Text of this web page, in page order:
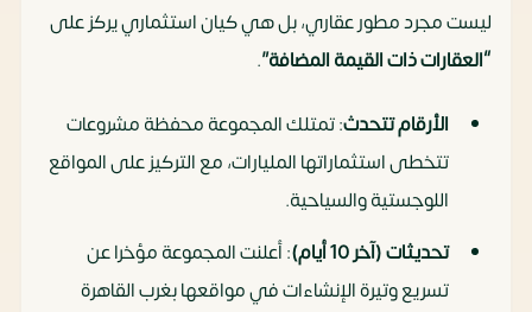
ليست مجرد مطور عقاري، بل هي كيان استثماري يركز على
“العقارات ذات القيمة المضافة”.
الأرقام تتحدث: تمتلك المجموعة محفظة مشروعات
تتخطى استثماراتها المليارات، مع التركيز على المواقع
اللوجستية والسياحية.
تحديثات (آخر 10 أيام)
: أعلنت المجموعة مؤخرا عن
تسريع وتيرة الإنشاءات في مواقعها بغرب القاهرة